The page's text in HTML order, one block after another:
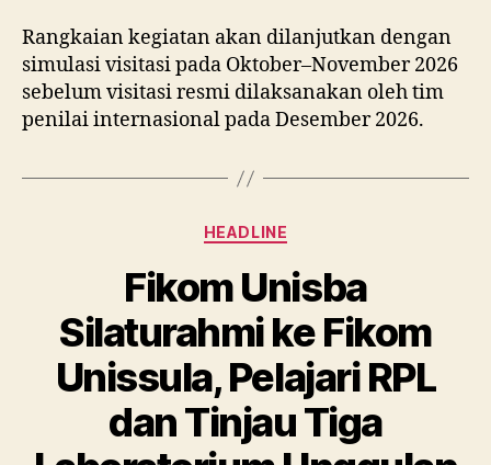
Rangkaian kegiatan akan dilanjutkan dengan
simulasi visitasi pada Oktober–November 2026
sebelum visitasi resmi dilaksanakan oleh tim
penilai internasional pada Desember 2026.
Categories
HEADLINE
Fikom Unisba
Silaturahmi ke Fikom
Unissula, Pelajari RPL
dan Tinjau Tiga